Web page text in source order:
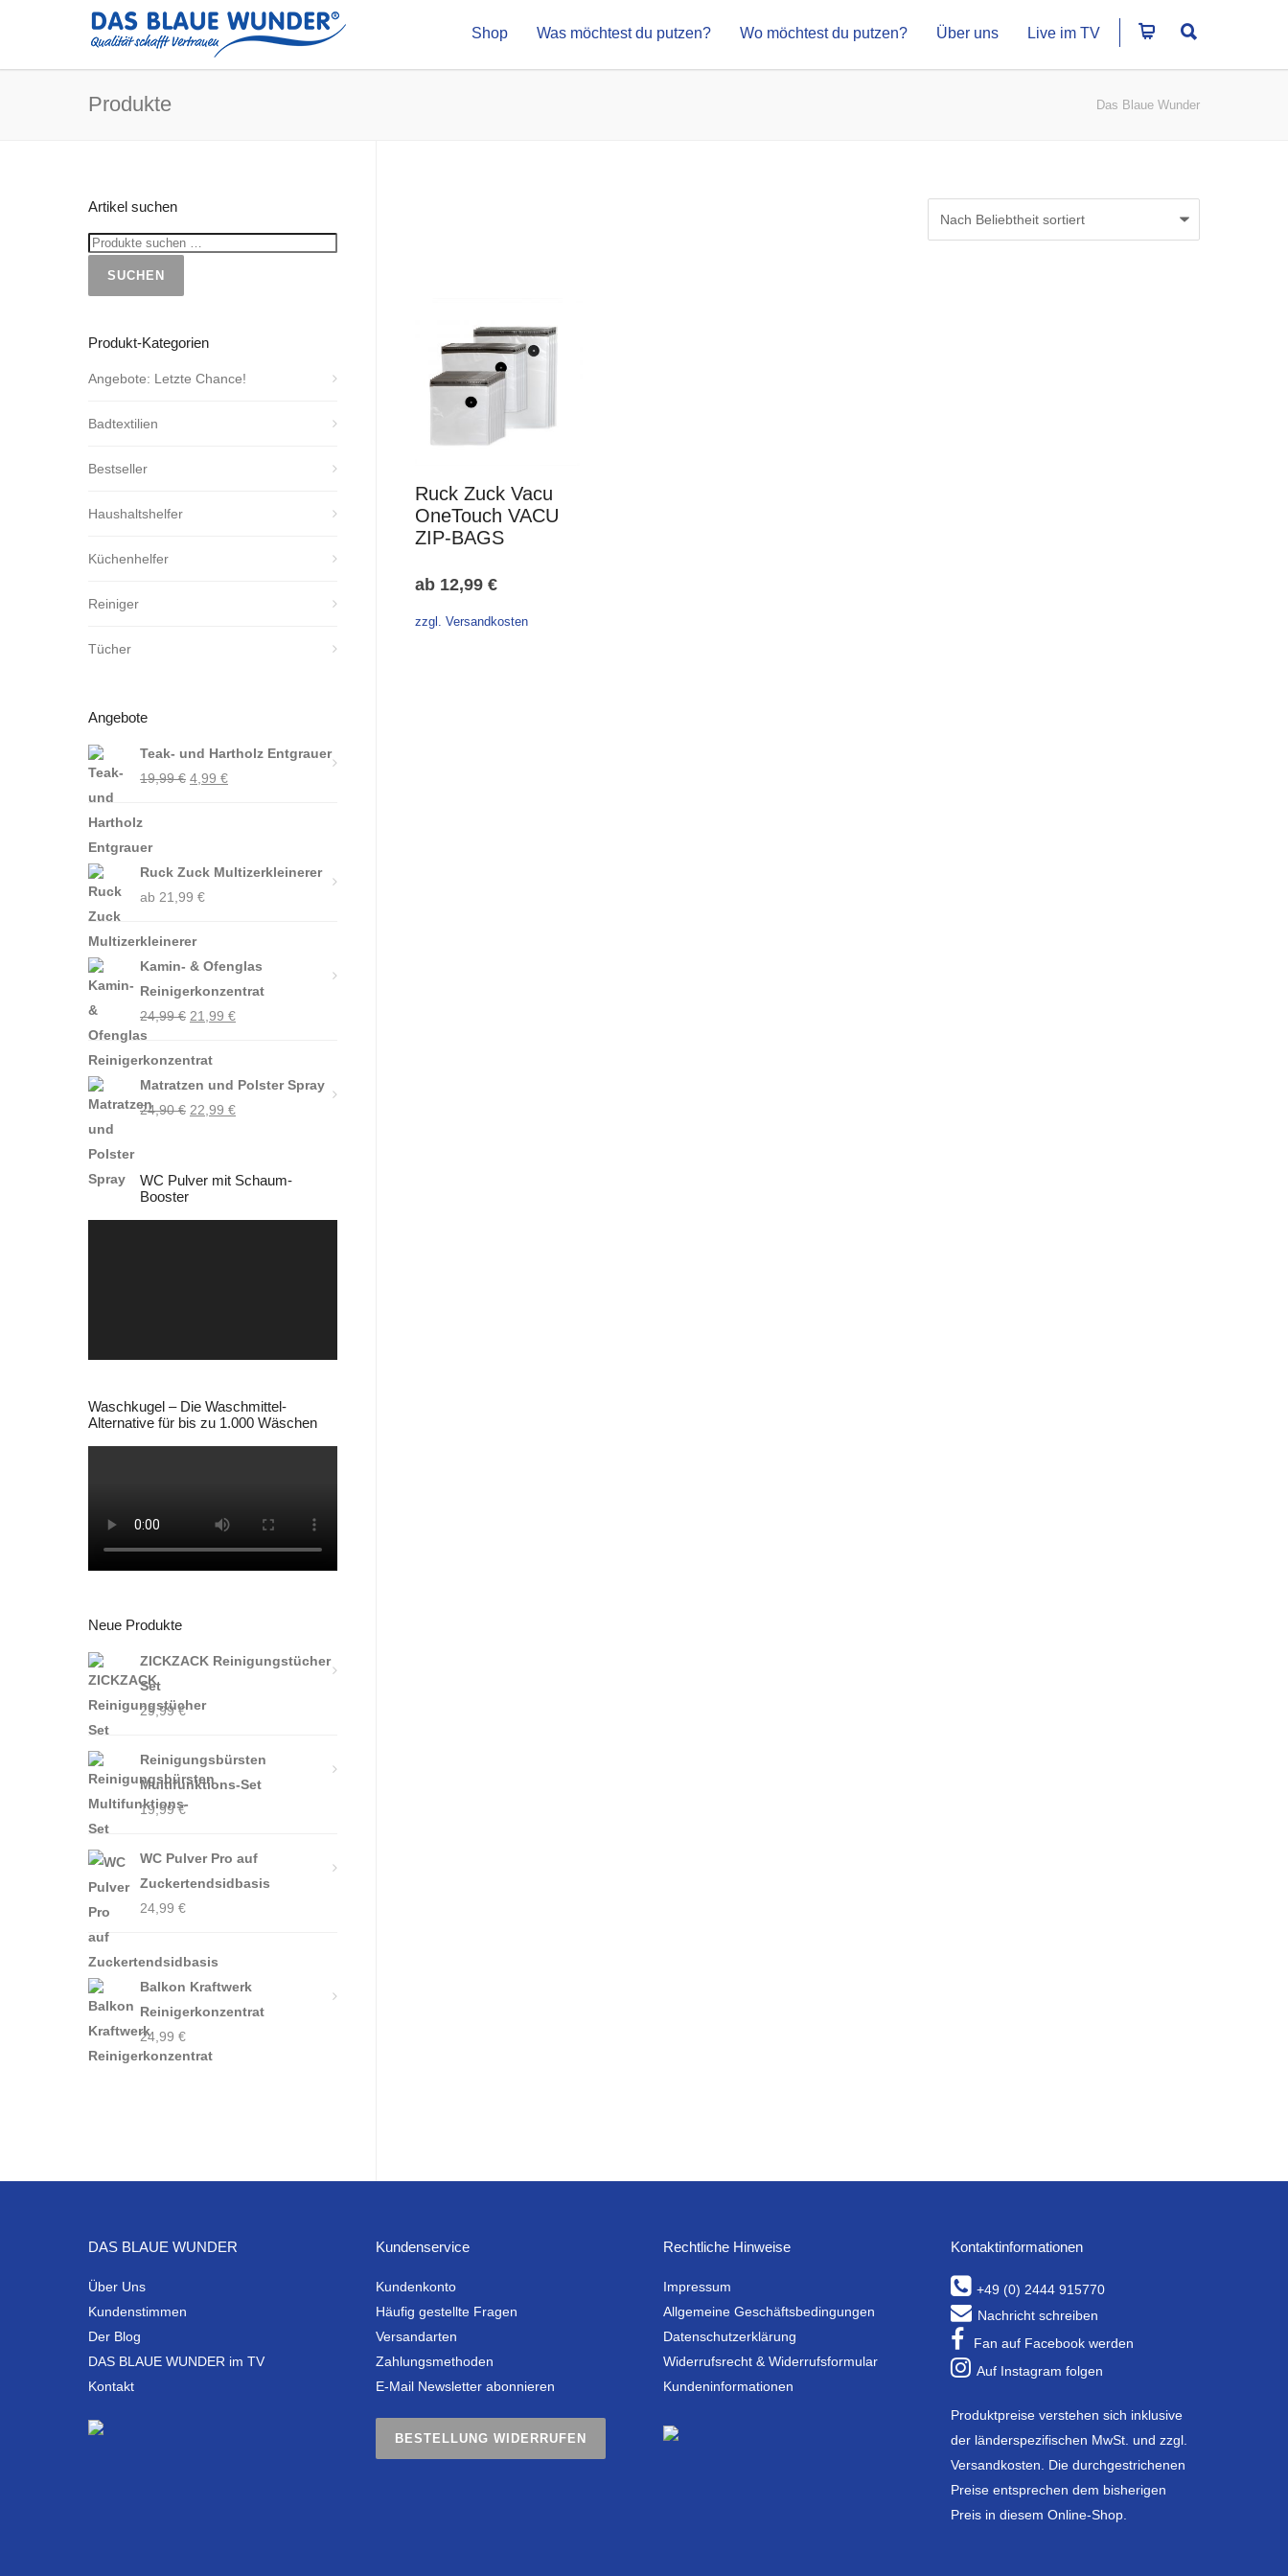
Shop Was möchtest du putzen? Wo möchtest du putzen? Über uns Live im TV
Produkte Das Blaue Wunder
Ruck Zuck Vacu
OneTouch VACU
ZIP-BAGS
ab 12,99 €
zzgl. Versandkosten
Artikel suchen
SUCHEN
Produkt-Kategorien
Angebote: Letzte Chance!
Badtextilien
Bestseller
Haushaltshelfer
Küchenhelfer
Reiniger
Tücher
Angebote
Teak- und Hartholz Entgrauer
19,99€ Ursprünglicher
4,99 €Aktueller
Ruck Zuck Multizerkleinerer
ab 21,99 €
Kamin- & Ofenglas
Reinigerkonzentrat
24,99€ Ursprünglicher
war:
24,99 €
21,99 €Aktueller
21,99 €.
Matratzen und Polster Spray
24,90€ Ursprünglicher
24,90 €
22,99 €Aktueller
22,99 €.
WC Pulver mit Schaum-
Booster
Waschkugel – Die Waschmittel-
Alternative für bis zu 1.000 Wäschen
Neue Produkte
ZICKZACK Reinigungstücher
Set
29,99€
Reinigungsbürsten
Multifunktions-Set
19,99€
WC Pulver Pro auf
Zuckertendsidbasis
24,99 €
Balkon Kraftwerk
Reinigerkonzentrat
24,99 €
DAS BLAUE WUNDER
Über Uns
Kundenstimmen
Der Blog
DAS BLAUE WUNDER im TV
Kontakt
Kundenservice
Kundenkonto
Häufig gestellte Fragen
Versandarten
Zahlungsmethoden
E-Mail Newsletter abonnieren
BESTELLUNG WIDERRUFEN
Rechtliche Hinweise
Impressum
Allgemeine Geschäftsbedingungen
Datenschutzerklärung
Widerrufsrecht & Widerrufsformular
Kundeninformationen
Kontaktinformationen
+49 (0) 2444 915770
Nachricht schreiben
Fan auf Facebook werden
Auf Instagram folgen
Produktpreise verstehen sich inklusive
der länderspezifischen MwSt. und zzgl.
Versandkosten. Die durchgestrichenen
Preise entsprechen dem bisherigen
Preis in diesem Online-Shop.